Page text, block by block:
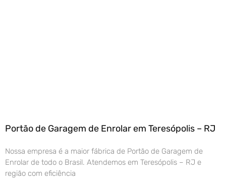
Portão de Garagem de Enrolar em Teresópolis – RJ
Nossa empresa é a maior fábrica de Portão de Garagem de
Enrolar de todo o Brasil. Atendemos em Teresópolis – RJ e
região com eficiência